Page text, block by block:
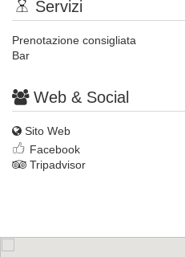
Servizi
Prenotazione consigliata
Bar
Web & Social
Sito Web
Facebook
Tripadvisor